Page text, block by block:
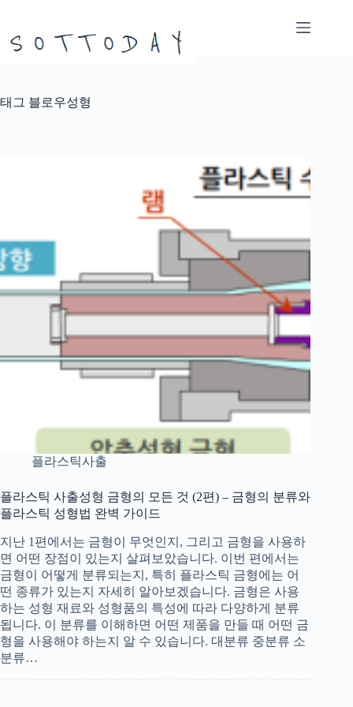
으
뛰
태그 블로우성형
플라스틱사출
플라스틱 사출성형 금형의 모든 것 (2편) – 금형의 분류와
플라스틱 성형법 완벽 가이드
지난 1편에서는 금형이 무엇인지, 그리고 금형을 사용하
면 어떤 장점이 있는지 살펴보았습니다. 이번 편에서는
금형이 어떻게 분류되는지, 특히 플라스틱 금형에는 어
떤 종류가 있는지 자세히 알아보겠습니다. 금형은 사용
하는 성형 재료와 성형품의 특성에 따라 다양하게 분류
됩니다. 이 분류를 이해하면 어떤 제품을 만들 때 어떤 금
형을 사용해야 하는지 알 수 있습니다. 대분류 중분류 소
분류…